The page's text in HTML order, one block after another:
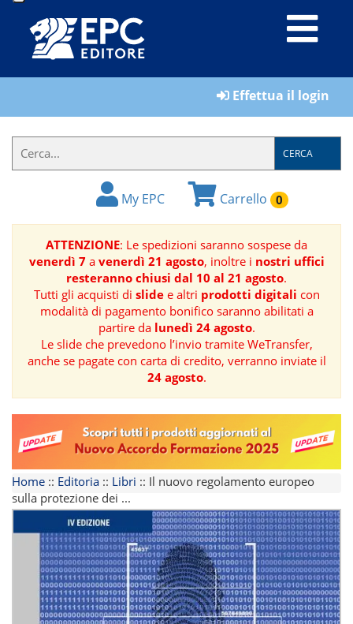
LIBRI
IL
FORMATORE
BOOK
RIVISTE
MANUALISTICA
SOFTWARE
TEMATICHE
Effettua il login
CERCA
My EPC Carrello 0
ATTENZIONE: Le spedizioni saranno sospese da
venerdì 7a venerdì 21 agosto, inoltre i nostri uffici
resteranno chiusi dal 10 al 21 agosto.
Tutti gli acquisti di slidee altri prodotti digitali con
modalità di pagamento bonifico saranno abilitati a
partire da lunedì 24 agosto.
Le slide che prevedono l’invio tramite WeTransfer,
anche se pagate con carta di credito, verranno inviate il
24 agosto.
Home :: Editoria :: Libri :: Il nuovo regolamento europeo
sulla protezione dei ...